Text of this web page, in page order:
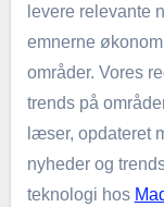
levere relevante
emnerne
områder. Vores
trends på
læser, opdateret
nyheder og
teknologi hos